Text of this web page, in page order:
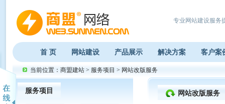
专业网站建设服务
首 页 网站建设 产品展示 解决方案 客户案
当前位置： 商盟建站 > 服务项目 > 网站改版服务
网站改版服务
服务项目